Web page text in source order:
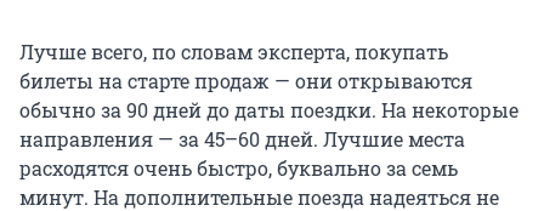
Лучше всего, по словам эксперта, покупать
билеты на старте продаж — они открываются
обычно за 90 дней до даты поездки. На некоторые
направления — за 45–60 дней. Лучшие места
расходятся очень быстро, буквально за семь
минут. На дополнительные поезда надеяться не